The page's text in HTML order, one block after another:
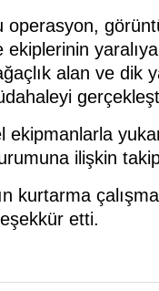
alan ve dik
ekipmanlarla
ilişkin
kurtarma
etti.